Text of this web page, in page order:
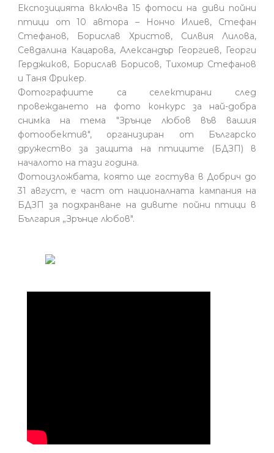
Експозицията включва 15 фотоси на диви пойни
птици от 10 автора – Нончо Илиев, Стефан
Стефанов, Борислав Христов, Силвия Лилова,
Севдалина Кацарова, Александър Георгиев, Георги
Герджиков, Борислав Борисов, Тихомир Стефанов
и Таня Фрикер.
Фотографиите са селектирани след
провеждането на фото конкурс за най-добра
снимка на тема "Зрънце любов във вашия
фотообектив", организиран от Българско
дружество за защита на птиците (БДЗП) в
началото на тази година.
Фотоизложбата, която ще гостува в Добрич до
31 август, е част от националната кампания на
БДЗП за подхранване на дивите пойни птици в
България „Зрънце любов".